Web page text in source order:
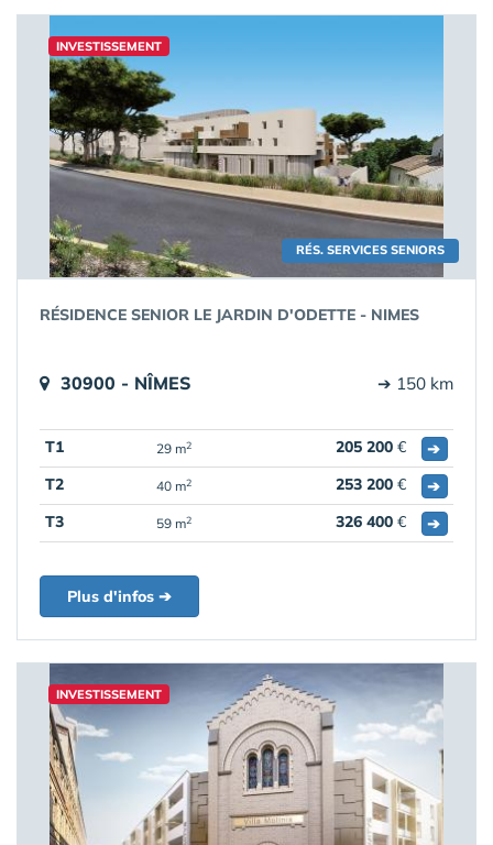
RÉS. SERVICES SENIORS
INVESTISSEMENT
RÉSIDENCE SENIOR LE JARDIN D'ODETTE - NIMES
30900 - NÎMES ➔ 150 km
T1 29 m2 205 200 €
➔
T2
40 m2 253 200 €
➔
T3
59 m2 326 400 € ➔
Plus d'infos ➔
INVESTISSEMENT